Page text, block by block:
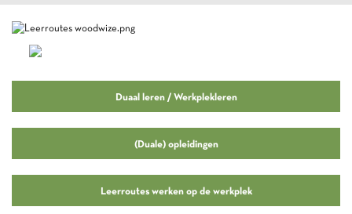
Duaal leren / Werkplekleren
(Duale) opleidingen
Leerroutes werken op de werkplek